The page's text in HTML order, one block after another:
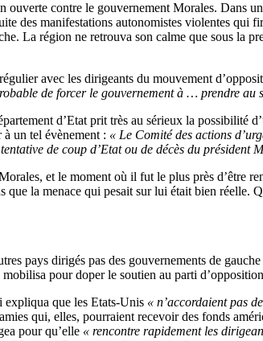
contre le gouvernement Morales. Dans
des manifestations autonomistes violentes qui
La région ne retrouva son calme que sous la
avec les dirigeants du mouvement
de forcer le gouvernement à … prendre au
d’Etat prit très au sérieux la possibilité
à un tel évènement : « Le Comité des actions
de coup d’Etat ou de décès du président
et le moment où il fut le plus près d’être
la menace qui pesait sur lui était bien réelle.
pays dirigés pas des gouvernements de
pour doper le soutien au parti
que les Etats-Unis « n’accordaient pas
qui, elles, pourraient recevoir des fonds
pour qu’elle « rencontre rapidement les